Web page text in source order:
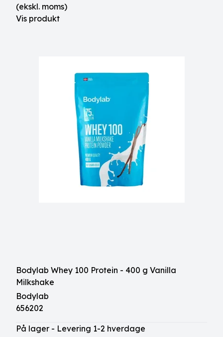
(ekskl. moms)
Vis produkt
Bodylab Whey 100 Protein - 400 g Vanilla
Milkshake
Bodylab
656202
På lager - Levering 1-2 hverdage